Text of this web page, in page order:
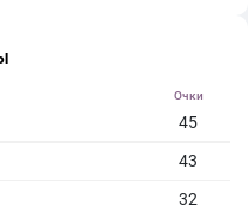
Очки
45
43
32